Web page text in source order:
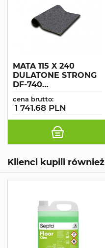
MATA 115 X 240
DULATONE STRONG
DF-740
CIEMNOSZARA
cena brutto:
1 741.68 PLN
Klienci kupili również